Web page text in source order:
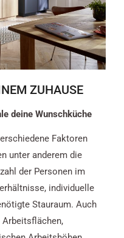
ZUHAUSE
deine Wunschküche
Faktoren
unter anderem die
der Personen im
individuelle
Stauraum. Auch